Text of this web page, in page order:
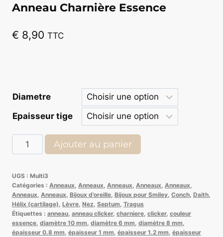
Anneau Charnière Essence
€ 8,90 TTC
Diametre
Epaisseur tige
quantité
de
Charnière
Essence
Ajouter au panier
UGS : Multi3
Catégories : Anneaux, Anneaux, Anneaux, Anneaux, Anneaux,
Anneaux, Anneaux, Bijoux d'oreille, Bijoux pour Smiley, Conch, Daith,
Hélix (cartilage), Lèvre, Nez, Septum, Tragus
Étiquettes : anneau, anneau clicker, charniere, clicker, couleur
essence, diamètre 10 mm, diamètre 6 mm, diamètre 8 mm,
épaisseur 0.8 mm, épaisseur 1 mm, épaisseur 1.2 mm, épaisseur